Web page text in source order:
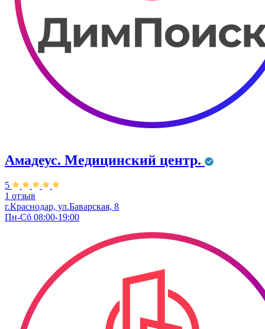
Амадеус. Медицинский центр.
5
1 отзыв
г.Краснодар, ул.Баварская, 8
Пн-Сб 08:00-19:00